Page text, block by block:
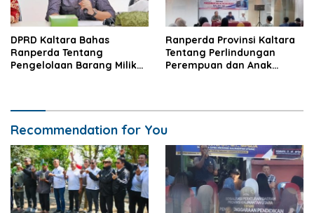
DPRD Kaltara Bahas
Ranperda Tentang
Pengelolaan Barang Milik
Ranperda Provinsi Kaltara
Tentang Perlindungan
Perempuan dan Anak
Recommendation for You